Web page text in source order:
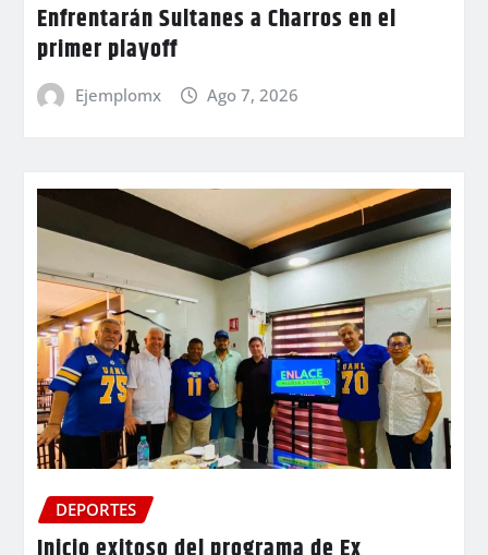
Enfrentarán Sultanes a Charros en el
primer playoff
Ejemplomx Ago 7, 2026
DEPORTES